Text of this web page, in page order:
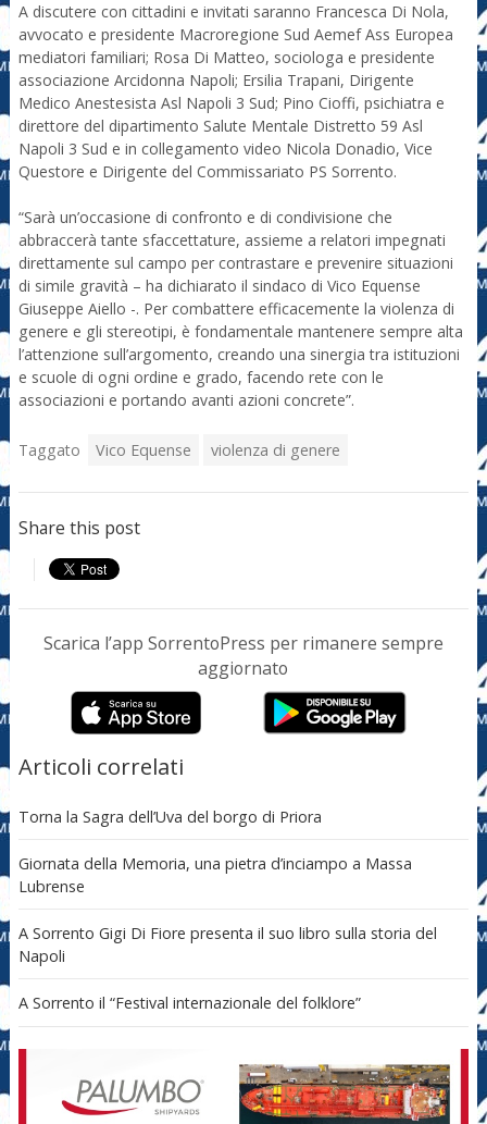
A discutere con cittadini e invitati saranno Francesca Di Nola,
avvocato e presidente Macroregione Sud Aemef Ass Europea
mediatori familiari; Rosa Di Matteo, sociologa e presidente
associazione Arcidonna Napoli; Ersilia Trapani, Dirigente
Medico Anestesista Asl Napoli 3 Sud; Pino Cioffi, psichiatra e
direttore del dipartimento Salute Mentale Distretto 59 Asl
Napoli 3 Sud e in collegamento video Nicola Donadio, Vice
Questore e Dirigente del Commissariato PS Sorrento.
“Sarà un’occasione di confronto e di condivisione che
abbraccerà tante sfaccettature, assieme a relatori impegnati
direttamente sul campo per contrastare e prevenire situazioni
di simile gravità – ha dichiarato il sindaco di Vico Equense
Giuseppe Aiello -. Per combattere efficacemente la violenza di
genere e gli stereotipi, è fondamentale mantenere sempre alta
l’attenzione sull’argomento, creando una sinergia tra istituzioni
e scuole di ogni ordine e grado, facendo rete con le
associazioni e portando avanti azioni concrete”.
Taggato Vico Equense violenza di genere
Share this post
Scarica l’app SorrentoPress per rimanere sempre
aggiornato
Articoli correlati
Torna la Sagra dell’Uva del borgo di Priora
Giornata della Memoria, una pietra d’inciampo a Massa
Lubrense
A Sorrento Gigi Di Fiore presenta il suo libro sulla storia del
Napoli
A Sorrento il “Festival internazionale del folklore”